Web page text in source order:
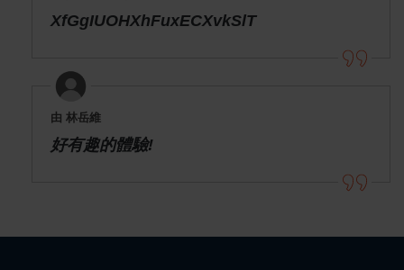
XfGgIUOHXhFuxECXvkSlT
由 林岳維
好有趣的體驗!